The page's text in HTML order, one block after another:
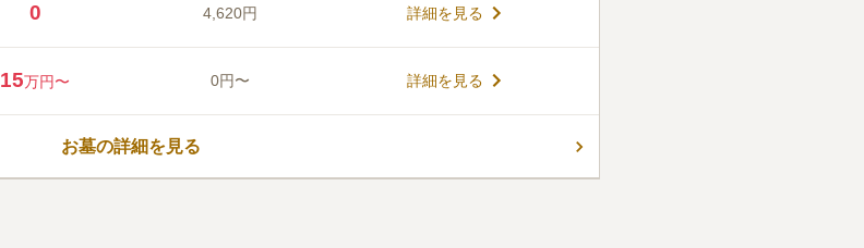
般的な墓石はもちろん、洋型墓石や自由デザインの墓石を建立でき
ます。 宗教不問で利用できるので、信仰を大切にしたい方におすす
訪れる人を魅了しています。 休憩できる東屋が設置されているので
体力が不安なご高齢の方も安心です。
口コミ評価
みんなの評価
0 4,620円 詳細を見る
15万円〜 0円〜 詳細を見る
お墓の詳細を見る